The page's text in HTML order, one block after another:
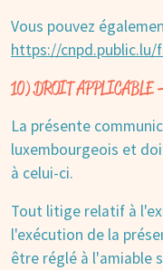
Vous pouvez
https://
10) DROIT
La présente
luxembourgeois et
à celui-ci.
Tout litige relatif à
l'exécution de la
être réglé à l'amiable